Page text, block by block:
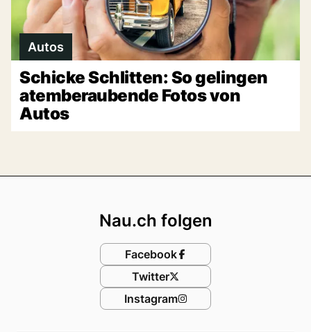
Autos
Schicke Schlitten: So gelingen
atemberaubende Fotos von
Autos
Nau.ch folgen
Facebook
Twitter
Instagram